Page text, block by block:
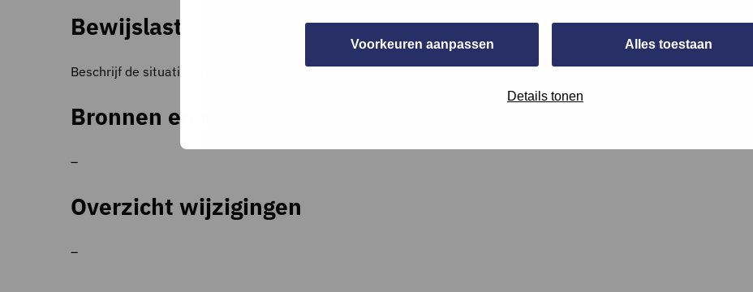
Voorkeuren aanpassen Alles toestaan
Details tonen
Bewijslast
Beschrijf de situatie, vul aan met een foto van de opname of (een screenshot van) documentatie, of verwijs hiernaar.
Bronnen en referenties
–
Overzicht wijzigingen
–